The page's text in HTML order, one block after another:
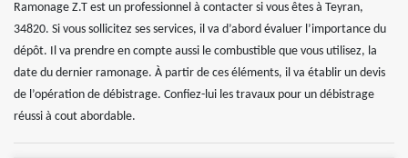
Ramonage Z.T est un professionnel à contacter si vous êtes à Teyran,
34820. Si vous sollicitez ses services, il va d’abord évaluer l’importance du
dépôt. Il va prendre en compte aussi le combustible que vous utilisez, la
date du dernier ramonage. À partir de ces éléments, il va établir un devis
de l’opération de débistrage. Confiez-lui les travaux pour un débistrage
réussi à cout abordable.